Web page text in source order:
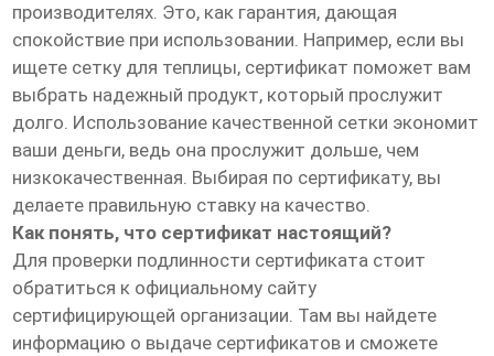
производителях. Это, как гарантия, дающая
спокойствие при использовании. Например, если вы
ищете сетку для теплицы, сертификат поможет вам
выбрать надежный продукт, который прослужит
долго. Использование качественной сетки экономит
ваши деньги, ведь она прослужит дольше, чем
низкокачественная. Выбирая по сертификату, вы
делаете правильную ставку на качество.
Как понять, что сертификат настоящий?
Для проверки подлинности сертификата стоит
обратиться к официальному сайту
сертифицирующей организации. Там вы найдете
информацию о выдаче сертификатов и сможете